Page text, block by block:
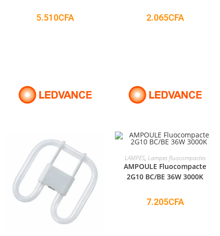
5.510CFA 2.065CFA
ADD TO CART
LAMPES, Lampes fluocompactes
AMPOULE Fluocompacte
2G10 BC/BE 36W 3000K
7.205CFA